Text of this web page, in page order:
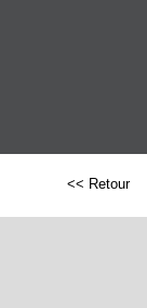
<< Retour